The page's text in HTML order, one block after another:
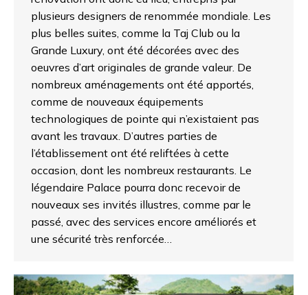
plusieurs designers de renommée mondiale. Les
plus belles suites, comme la Taj Club ou la
Grande Luxury, ont été décorées avec des
oeuvres d’art originales de grande valeur. De
nombreux aménagements ont été apportés,
comme de nouveaux équipements
technologiques de pointe qui n’existaient pas
avant les travaux. D’autres parties de
l’établissement ont été reliftées à cette
occasion, dont les nombreux restaurants. Le
légendaire Palace pourra donc recevoir de
nouveaux ses invités illustres, comme par le
passé, avec des services encore améliorés et
une sécurité très renforcée…